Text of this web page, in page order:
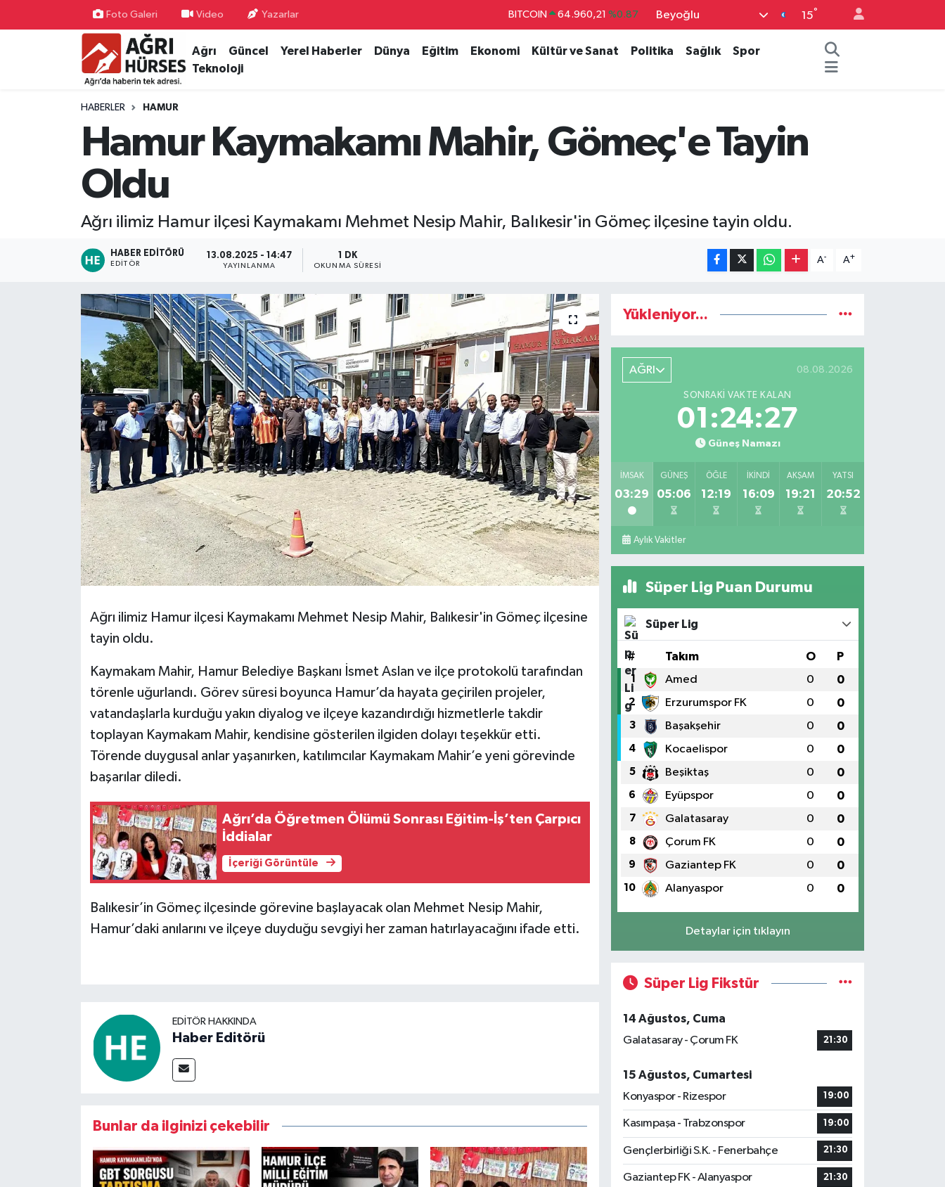
Foto Galeri Video Yazarlar BITCOIN 64.960,21 %0.87
BİST100 13.779 %-14
Beyoğlu 15°
Ağrı Güncel Yerel Haberler Dünya Eğitim Ekonomi Kültür ve Sanat Politika Sağlık
Spor
Teknoloji
HABERLER HAMUR
Hamur Kaymakamı Mahir, Gömeç'e Tayin
Oldu
Ağrı ilimiz Hamur ilçesi Kaymakamı Mehmet Nesip Mahir, Balıkesir'in Gömeç ilçesine tayin oldu.
HABER EDITÖRÜ
EDITÖR
13.08.2025 - 14:47
YAYINLANMA
1 DK
OKUNMA SÜRESI
A- A+
Ağrı ilimiz Hamur ilçesi Kaymakamı Mehmet Nesip Mahir, Balıkesir'in Gömeç ilçesine
tayin oldu.
Kaymakam Mahir, Hamur Belediye Başkanı İsmet Aslan ve ilçe protokolü tarafından
törenle uğurlandı. Görev süresi boyunca Hamur’da hayata geçirilen projeler,
vatandaşlarla kurduğu yakın diyalog ve ilçeye kazandırdığı hizmetlerle takdir
toplayan Kaymakam Mahir, kendisine gösterilen ilgiden dolayı teşekkür etti.
Törende duygusal anlar yaşanırken, katılımcılar Kaymakam Mahir’e yeni görevinde
başarılar diledi.
Ağrı’da Öğretmen Ölümü Sonrası Eğitim-İş’ten Çarpıcı
İddialar
İçeriği Görüntüle
Balıkesir’in Gömeç ilçesinde görevine başlayacak olan Mehmet Nesip Mahir,
Hamur’daki anılarını ve ilçeye duyduğu sevgiyi her zaman hatırlayacağını ifade etti.
EDITÖR HAKKINDA
Haber Editörü
Bunlar da ilginizi çekebilir
Yükleniyor...
AĞRI 08.08.2026
SONRAKI VAKTE KALAN
01:24:26
Güneş Namazı
İMSAK
03:29
GÜNEŞ
05:06
ÖĞLE
12:19
İKINDI
16:09
AKŞAM
19:21
YATSI
20:52
Aylık Vakitler
Süper Lig Puan Durumu
Süper Lig
# Takım O P
1 Amed 0 0
2 Erzurumspor FK 0 0
3 Başakşehir 0 0
4 Kocaelispor 0 0
5 Beşiktaş 0 0
6 Eyüpspor 0 0
7 Galatasaray 0 0
8 Çorum FK 0 0
9 Gaziantep FK 0 0
10 Alanyaspor 0 0
Detaylar için tıklayın
Süper Lig Fikstür
14 Ağustos, Cuma
Galatasaray - Çorum FK
21:30
15 Ağustos, Cumartesi
Konyaspor - Rizespor
19:00
Kasımpaşa - Trabzonspor 19:00
Gençlerbirliği S.K. - Fenerbahçe 21:30
Gaziantep FK - Alanyaspor 21:30
Hava Durumu
Trafik Durumu
Süper Lig Puan Durumu ve Fikstür
Son Dakika Haberleri
Haber Arşivi